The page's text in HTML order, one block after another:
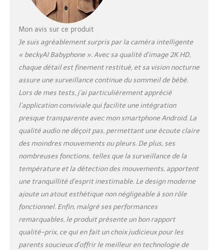
Mon avis sur ce produit
Je suis agréablement surpris par la caméra intelligente
« beckyAI Babyphone ». Avec sa qualité d’image 2K HD,
chaque détail est finement restitué, et sa vision nocturne
assure une surveillance continue du sommeil de bébé.
Lors de mes tests, j’ai particulièrement apprécié
l’application conviviale qui facilite une intégration
presque transparente avec mon smartphone Android. La
qualité audio ne déçoit pas, permettant une écoute claire
des moindres mouvements ou pleurs. De plus, ses
nombreuses fonctions, telles que la surveillance de la
température et la détection des mouvements, apportent
une tranquillité d’esprit inestimable. Le design moderne
ajoute un atout esthétique non négligeable à son rôle
fonctionnel. Enfin, malgré ses performances
remarquables, le produit présente un bon rapport
qualité-prix, ce qui en fait un choix judicieux pour les
parents soucieux d’offrir le meilleur en technologie de